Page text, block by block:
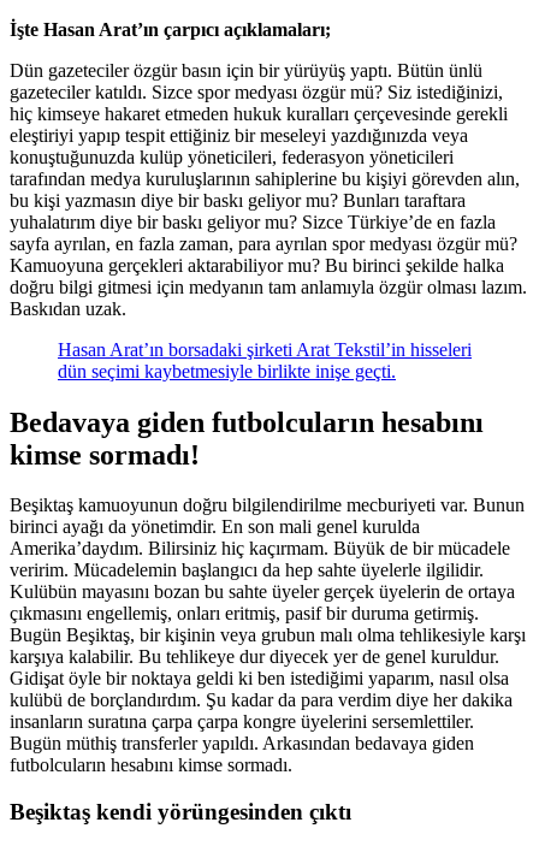
İşte Hasan Arat’ın çarpıcı açıklamaları;
Dün gazeteciler özgür basın için bir yürüyüş yaptı. Bütün ünlü
gazeteciler katıldı. Sizce spor medyası özgür mü? Siz istediğinizi,
hiç kimseye hakaret etmeden hukuk kuralları çerçevesinde gerekli
eleştiriyi yapıp tespit ettiğiniz bir meseleyi yazdığınızda veya
konuştuğunuzda kulüp yöneticileri, federasyon yöneticileri
tarafından medya kuruluşlarının sahiplerine bu kişiyi görevden alın,
bu kişi yazmasın diye bir baskı geliyor mu? Bunları taraftara
yuhalatırım diye bir baskı geliyor mu? Sizce Türkiye’de en fazla
sayfa ayrılan, en fazla zaman, para ayrılan spor medyası özgür mü?
Kamuoyuna gerçekleri aktarabiliyor mu? Bu birinci şekilde halka
doğru bilgi gitmesi için medyanın tam anlamıyla özgür olması lazım.
Baskıdan uzak.
Hasan Arat’ın borsadaki şirketi Arat Tekstil’in hisseleri
dün seçimi kaybetmesiyle birlikte inişe geçti.
Bedavaya giden futbolcuların hesabını
kimse sormadı!
Beşiktaş kamuoyunun doğru bilgilendirilme mecburiyeti var. Bunun
birinci ayağı da yönetimdir. En son mali genel kurulda
Amerika’daydım. Bilirsiniz hiç kaçırmam. Büyük de bir mücadele
veririm. Mücadelemin başlangıcı da hep sahte üyelerle ilgilidir.
Kulübün mayasını bozan bu sahte üyeler gerçek üyelerin de ortaya
çıkmasını engellemiş, onları eritmiş, pasif bir duruma getirmiş.
Bugün Beşiktaş, bir kişinin veya grubun malı olma tehlikesiyle karşı
karşıya kalabilir. Bu tehlikeye dur diyecek yer de genel kuruldur.
Gidişat öyle bir noktaya geldi ki ben istediğimi yaparım, nasıl olsa
kulübü de borçlandırdım. Şu kadar da para verdim diye her dakika
insanların suratına çarpa çarpa kongre üyelerini sersemlettiler.
Bugün müthiş transferler yapıldı. Arkasından bedavaya giden
futbolcuların hesabını kimse sormadı.
Beşiktaş kendi yörüngesinden çıktı